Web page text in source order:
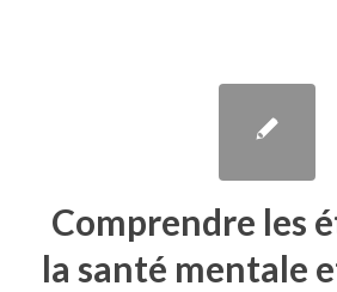
Comprendre les
la santé mentale